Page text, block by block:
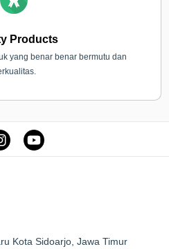
Products
yang benar benar bermutu dan
Kota Sidoarjo, Jawa Timur